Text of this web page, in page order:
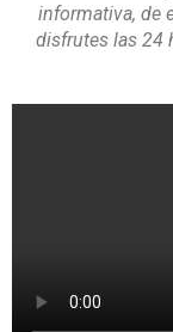
informativa, de
disfrutes las 24